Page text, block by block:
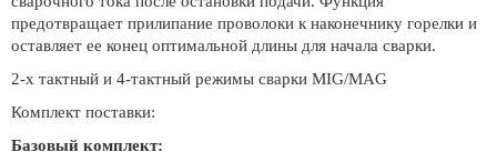
предотвращает прилипание проволоки к наконечнику горелки и
оставляет ее конец оптимальной длины для начала сварки.
2-х тактный и 4-тактный режимы сварки MIG/MAG
Комплект поставки:
Базовый комплект: